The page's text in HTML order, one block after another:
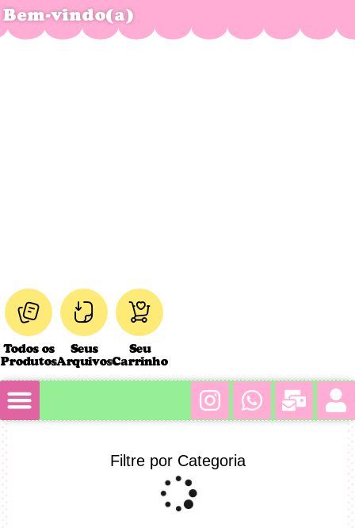
Bem-vindo(a)
Todos os
Produtos
Seus
Arquivos
Seu
Carrinho
Filtre por Categoria